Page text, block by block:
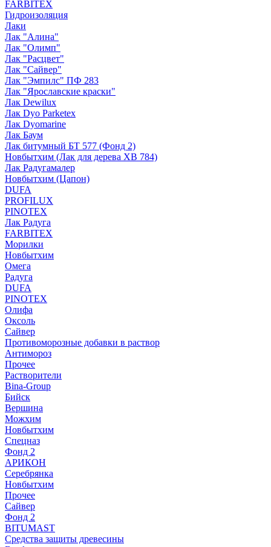
FARBITEX
Гидроизоляция
Лаки
Лак "Алина"
Лак "Олимп"
Лак "Расцвет"
Лак "Сайвер"
Лак "Эмпилс" ПФ 283
Лак "Ярославские краски"
Лак Dewilux
Лак Dyo Parketex
Лак Dyomarine
Лак Баум
Лак битумный БТ 577 (Фонд 2)
Новбытхим (Лак для дерева ХВ 784)
Лак Радугамалер
Новбытхим (Цапон)
DUFA
PROFILUX
PINOTEX
Лак Радуга
FARBITEX
Морилки
Новбытхим
Омега
Радуга
DUFA
PINOTEX
Олифа
Оксоль
Сайвер
Противоморозные добавки в раствор
Антимороз
Прочее
Растворители
Bina-Group
Бийск
Вершина
Можхим
Новбытхим
Спецназ
Фонд 2
АРИКОН
Серебрянка
Новбытхим
Прочее
Сайвер
Фонд 2
BITUMAST
Средства защиты древесины